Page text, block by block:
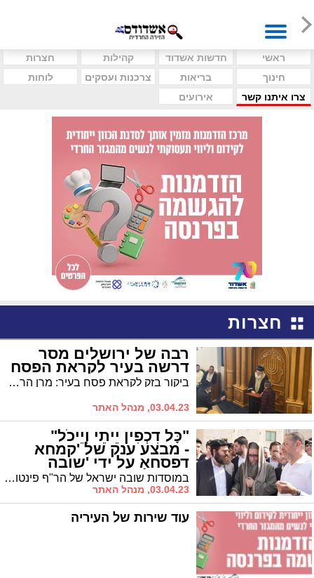
ראשי חדשות אשדוד קהילות
חצרות
חינוך
בריאות צרכנות ועסקים
לוחות
צרו איתנו קשר
אירועים
חצרות
רבה של ירושלים מסר
דרשה בעיר לקראת הפסח
ביקור בזק לקראת פסח בעיר: מרן הראש"ל הגרש"מ עמאר רבה של ירושלים מסר דרשה ברובע י"ז
03.04.23, מנהל האתר
"כָּל דִכְפִין יֵיתֵי וְיֵיכֹל"
- מבצע ענק של 'קמחא
דפסחא על ידי 'שובה
ישראל' במוסדות שובה ישראל של הר"ף פינטו השלימו את מבצע חלוקת 'קמחא דפסחא' בהיקף ענק שהעיר טרם ידעה כמותו
03.04.23, מנהל האתר
עוד שירות של העיריה